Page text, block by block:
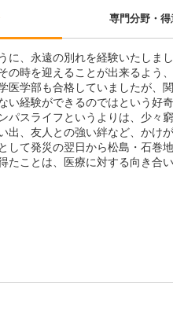
専門分野・得
に、永遠の別れを経験いたしま
の時を迎えることが出来るよう
医学部も合格していましたが、
い経験ができるのではという好
パスライフというよりは、少々
出、友人との強い絆など、かけ
して発災の翌日から松島・石巻
たことは、医療に対する向き合